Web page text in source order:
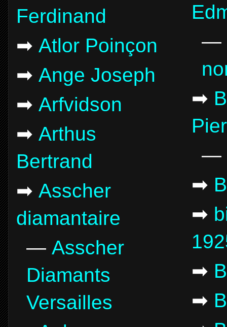
Ferdinand
➡ Atlor Poinçon
➡ Ange Joseph
➡ Arfvidson
➡ Arthus
Bertrand
➡ Asscher
diamantaire
— Asscher
Diamants
Versailles
—
➡
—
➡
➡
➡
➡